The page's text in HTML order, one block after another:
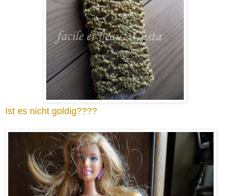
Ist es nicht goldig????